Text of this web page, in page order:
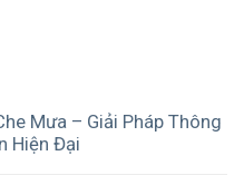
Mưa – Giải Pháp Thông
Hiện Đại